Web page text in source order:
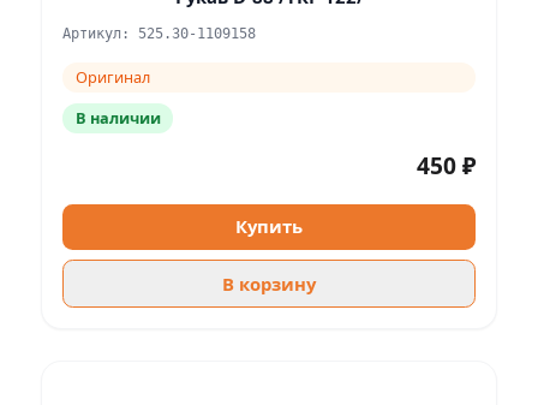
Артикул: 525.30-1109158
Оригинал
В наличии
450 ₽
Купить
В корзину